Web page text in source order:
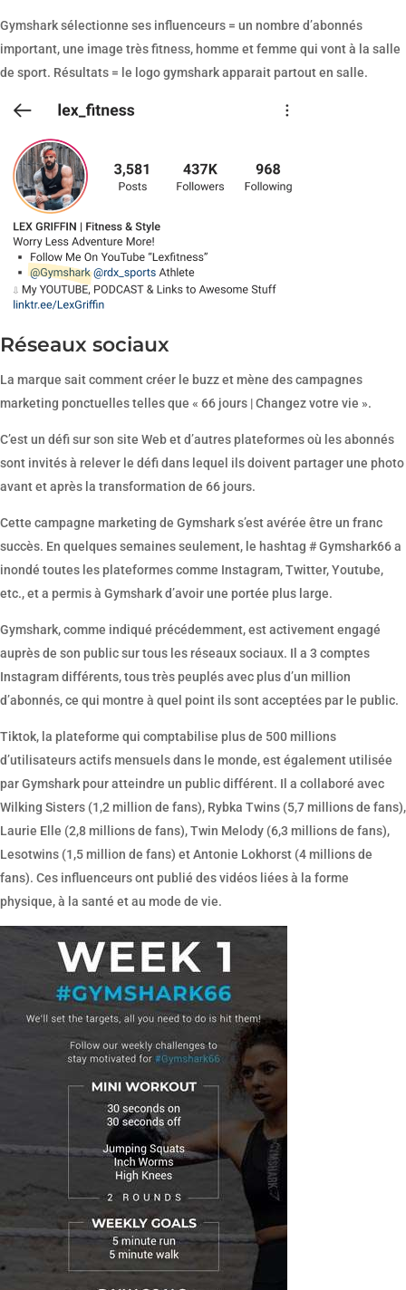
Gymshark sélectionne ses influenceurs = un nombre d’abonnés
important, une image très fitness, homme et femme qui vont à la salle
de sport. Résultats = le logo gymshark apparait partout en salle.
Réseaux sociaux
La marque sait comment créer le buzz et mène des campagnes
marketing ponctuelles telles que « 66 jours | Changez votre vie ».
C’est un défi sur son site Web et d’autres plateformes où les abonnés
sont invités à relever le défi dans lequel ils doivent partager une photo
avant et après la transformation de 66 jours.
Cette campagne marketing de Gymshark s’est avérée être un franc
succès. En quelques semaines seulement, le hashtag # Gymshark66 a
inondé toutes les plateformes comme Instagram, Twitter, Youtube,
etc., et a permis à Gymshark d’avoir une portée plus large.
Gymshark, comme indiqué précédemment, est activement engagé
auprès de son public sur tous les réseaux sociaux. Il a 3 comptes
Instagram différents, tous très peuplés avec plus d’un million
d’abonnés, ce qui montre à quel point ils sont acceptées par le public.
Tiktok, la plateforme qui comptabilise plus de 500 millions
d’utilisateurs actifs mensuels dans le monde, est également utilisée
par Gymshark pour atteindre un public différent. Il a collaboré avec
Wilking Sisters (1,2 million de fans), Rybka Twins (5,7 millions de fans),
Laurie Elle (2,8 millions de fans), Twin Melody (6,3 millions de fans),
Lesotwins (1,5 million de fans) et Antonie Lokhorst (4 millions de
fans). Ces influenceurs ont publié des vidéos liées à la forme
physique, à la santé et au mode de vie.